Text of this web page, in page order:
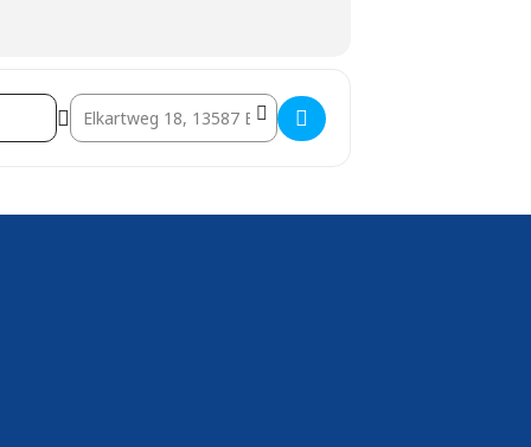
Destination Address - Willi-Thomas-Erinnerungs-Regatta